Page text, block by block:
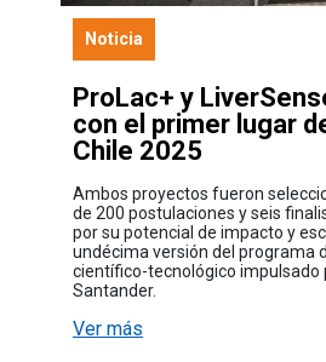
Noticia
ProLac+ y
con el primer lugar
Chile 2025
Ambos proyectos fueron
de 200 postulaciones y seis
por su potencial de impacto y
undécima versión del programa
científico-tecnológico impulsado
Santander.
Ver más